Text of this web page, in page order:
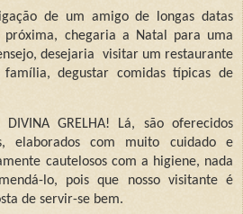
de um amigo de longas datas
próxima, chegaria a Natal para uma
desejaria
visitar um restaurante
família, degustar comidas típicas de
GRELHA! Lá, são oferecidos
elaborados com muito cuidado e
cautelosos com a higiene, nada
lo, pois que nosso visitante é
de servir-se bem.